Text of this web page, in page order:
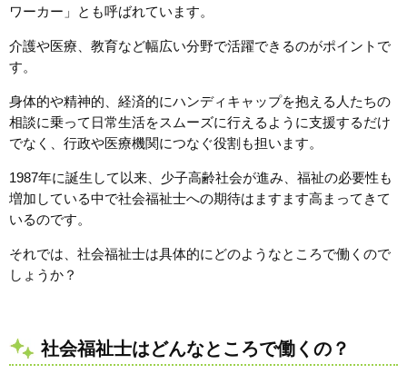
ワーカー」とも呼ばれています。
介護や医療、教育など幅広い分野で活躍できるのがポイントで
す。
身体的や精神的、経済的にハンディキャップを抱える人たちの
相談に乗って日常生活をスムーズに行えるように支援するだけ
でなく、行政や医療機関につなぐ役割も担います。
1987年に誕生して以来、少子高齢社会が進み、福祉の必要性も
増加している中で社会福祉士への期待はますます高まってきて
いるのです。
それでは、社会福祉士は具体的にどのようなところで働くので
しょうか？
社会福祉士はどんなところで働くの？